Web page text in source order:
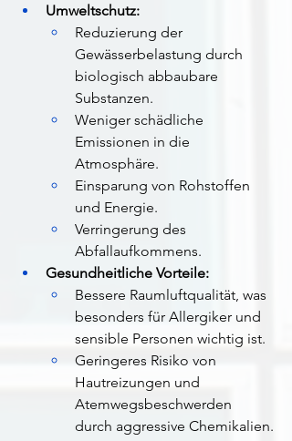
Umweltschutz:
Reduzierung der
Gewässerbelastung durch
biologisch abbaubare
Substanzen.
Weniger schädliche
Emissionen in die
Atmosphäre.
Einsparung von Rohstoffen
und Energie.
Verringerung des
Abfallaufkommens.
Gesundheitliche Vorteile:
Bessere Raumluftqualität, was
besonders für Allergiker und
sensible Personen wichtig ist.
Geringeres Risiko von
Hautreizungen und
Atemwegsbeschwerden
durch aggressive Chemikalien.